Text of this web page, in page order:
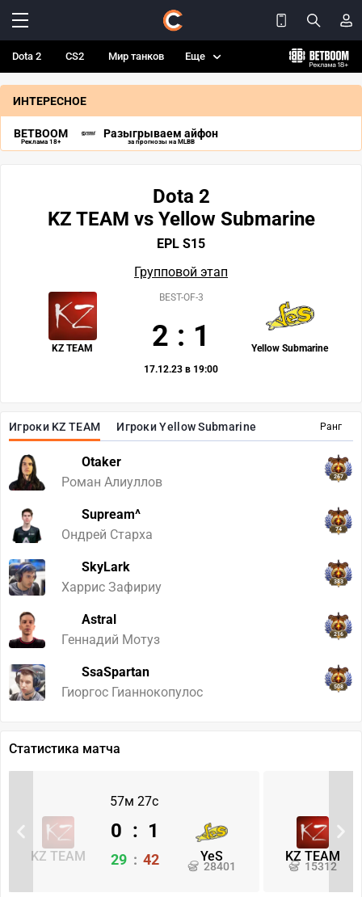
Dota 2 CS2 Мир танков Еще
ИНТЕРЕСНОЕ
BETBOOM
Реклама 18+
Разыгрываем айфон
за прогнозы на MLBB
Ранг
Игроки KZ TEAM Игроки Yellow Submarine
Otaker
Роман Алиуллов
267
Supream^
Ондрей Старха
74
SkyLark
Харрис Зафириу
383
Astral
Геннадий Мотуз
216
SsaSpartan
Гиоргос Гианнокопулос
508
Dota 2
KZ TEAM vs Yellow Submarine
EPL S15
Групповой этап
KZ TEAM Yellow Submarine
BEST-OF-3
2 : 1
17.12.23 в 19:00
Статистика матча
57м 27с
KZ TEAM YeS
28401
0 : 1
29 : 42 KZ TEAM
15312